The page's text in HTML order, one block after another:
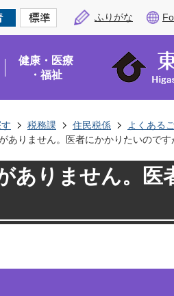
ふりがな
健康・医療
・福祉
税務課 住民税係 よくある
ありません。医者にかかりたいのです
ありません。医